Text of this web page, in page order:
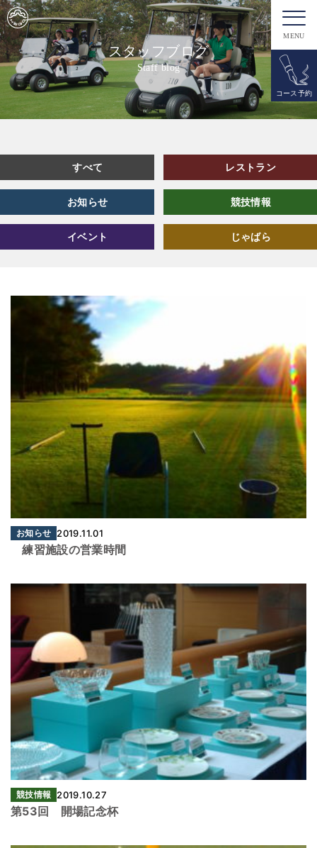
MENU
コース予約
スタッフブログ
Staff blog
すべて レストラン
お知らせ 競技情報
イベント じゃばら
お知らせ 2019.11.01
練習施設の営業時間
競技情報 2019.10.27
第53回 開場記念杯